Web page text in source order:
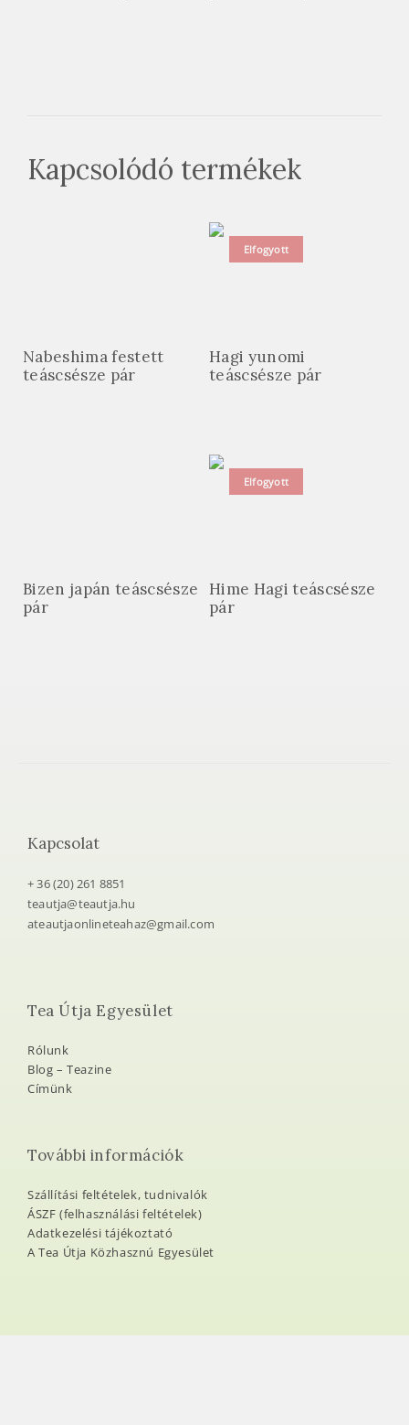
Kapcsolódó termékek
Nabeshima festett
teáscsésze pár
Elfogyott
Hagi yunomi
teáscsésze pár
Bizen japán teáscsésze
pár
Elfogyott
Hime Hagi teáscsésze
pár
Kapcsolat
+ 36 (20) 261 8851
teautja@teautja.hu
ateautjaonlineteahaz@gmail.com
Tea Útja Egyesület
Rólunk
Blog – Teazine
Címünk
További információk
Szállítási feltételek, tudnivalók
ÁSZF (felhasználási feltételek)
Adatkezelési tájékoztató
A Tea Útja Közhasznú Egyesület